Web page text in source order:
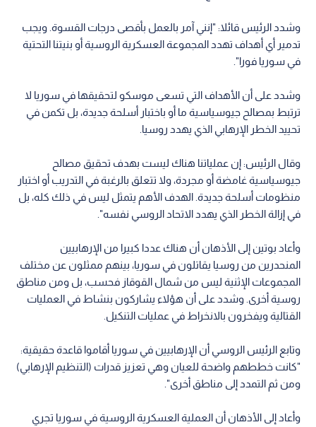
وشدد الرئيس قائلا: "إنني آمر بالعمل بأقصى درجات القسوة. ويجب
تدمير أي أهداف تهدد المجموعة العسكرية الروسية أو بنيتنا التحتية
في سوريا فورا".
وشدد على أن الأهداف التي تسعى موسكو لتحقيقها في سوريا لا
ترتبط بمصالح جيوسياسية ما أو باختبار أسلحة جديدة، بل تكمن في
تحييد الخطر الإرهابي الذي يهدد روسيا.
وقال الرئيس: إن عملياتنا هناك ليست بهدف تحقيق مصالح
جيوسياسية غامضة أو مجردة، ولا تتعلق بالرغبة في التدريب أو اختبار
منظومات أسلحة جديدة. الهدف الأهم يتمثل ليس في ذلك كله، بل
في إزالة الخطر الذي يهدد الاتحاد الروسي نفسه".
وأعاد بوتين إلى الأذهان أن هناك عددا كبيرا من الإرهابيين
المنحدرين من روسيا يقاتلون في سوريا، بينهم ممثلون عن مختلف
المجموعات الإثنية ليس من شمال القوقاز فحسب، بل ومن مناطق
روسية أخرى. وشدد على أن هؤلاء يشاركون بنشاط في العمليات
القتالية ويفخرون بالانخراط في عمليات التنكيل.
وتابع الرئيس الروسي أن الإرهابيين في سوريا أقاموا قاعدة حقيقية:
"كانت خططهم واضحة للعيان وهي تعزيز قدرات (التنظيم الإرهابي)
ومن ثم التمدد إلى مناطق أخرى".
وأعاد إلى الأذهان أن العملية العسكرية الروسية في سوريا تجري